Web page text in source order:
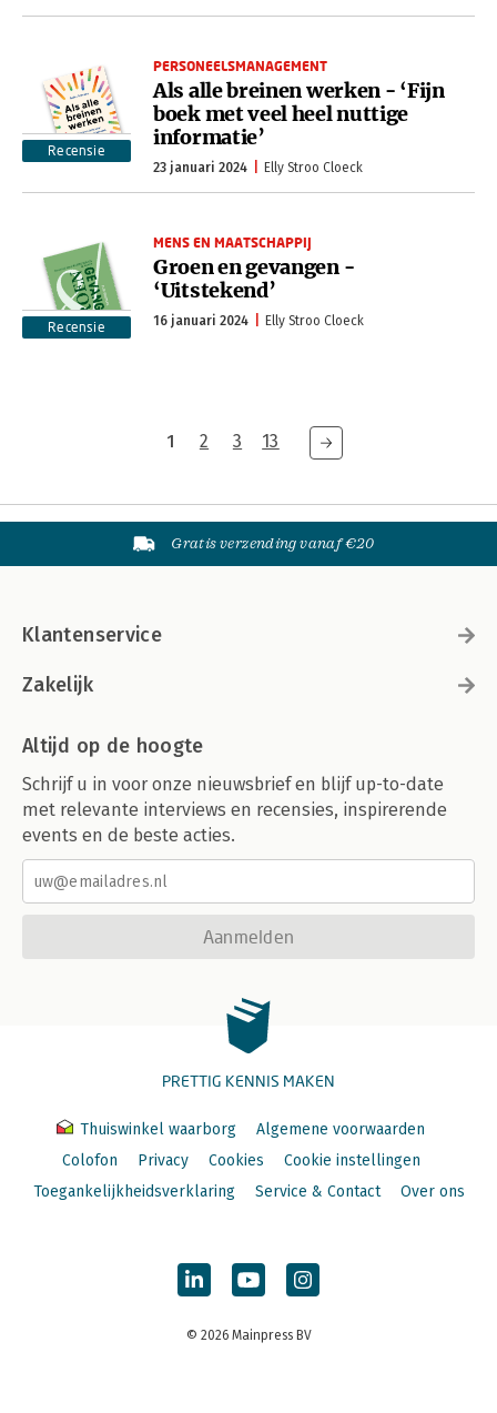
Recensie
PERSONEELSMANAGEMENT
Als alle breinen werken - ‘Fijn
boek met veel heel nuttige
informatie’
23 januari 2024 Elly Stroo Cloeck
Recensie
MENS EN MAATSCHAPPIJ
Groen en gevangen -
‘Uitstekend’
16 januari 2024 Elly Stroo Cloeck
1 2 3 13
Gratis verzending vanaf €20
Klantenservice
Zakelijk
Altijd op de hoogte
Schrijf u in voor onze nieuwsbrief en blijf up-to-date
met relevante interviews en recensies, inspirerende
events en de beste acties.
Aanmelden
PRETTIG KENNIS MAKEN
Thuiswinkel waarborg
Algemene voorwaarden
Colofon
Privacy Cookies
Cookie instellingen
Toegankelijkheidsverklaring
Service & Contact Over ons
© 2026 Mainpress BV